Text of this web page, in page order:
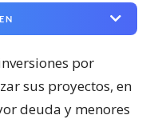
por
sus proyectos, en
deuda y menores